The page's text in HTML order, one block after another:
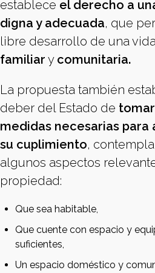
establece el derecho a
digna y adecuada, que
libre desarrollo de una
familiar y comunitaria.
La propuesta también
deber del Estado de
medidas necesarias para
su cuplimiento,
algunos aspectos
propiedad:
Que sea habitable,
Que cuente con espacio y
suficientes,
Un espacio doméstico y